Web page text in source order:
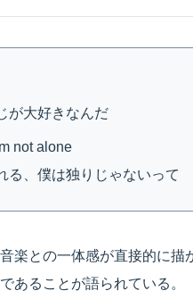
が大好きなんだ
not alone
る、僕は独りじゃないって
楽との一体感が直接的に
あることが語られている。